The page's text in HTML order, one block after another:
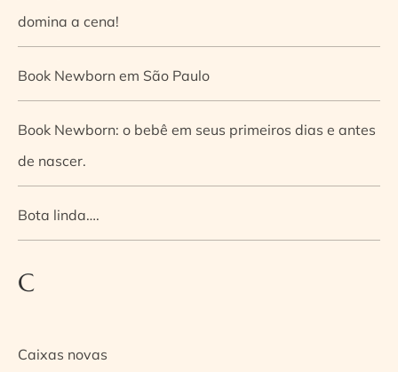
domina a cena!
Book Newborn em São Paulo
Book Newborn: o bebê em seus primeiros dias e antes
de nascer.
Bota linda….
C
Caixas novas